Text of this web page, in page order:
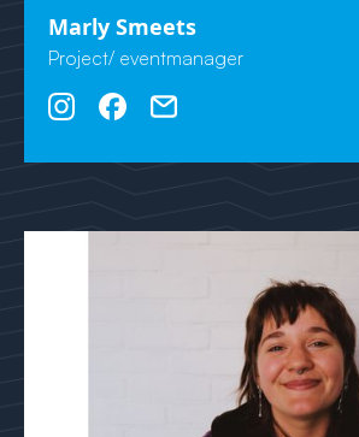
Marly Smeets
Project/ eventmanager